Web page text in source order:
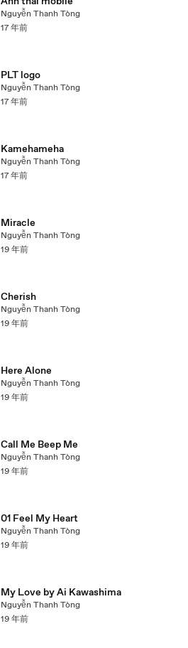
Nguyễn Thanh Tòng
17 年前
PLT logo
Nguyễn Thanh Tòng
17 年前
Kamehameha
Nguyễn Thanh Tòng
17 年前
Miracle
Nguyễn Thanh Tòng
19 年前
Cherish
Nguyễn Thanh Tòng
19 年前
Here Alone
Nguyễn Thanh Tòng
19 年前
Call Me Beep Me
Nguyễn Thanh Tòng
19 年前
01 Feel My Heart
Nguyễn Thanh Tòng
19 年前
My Love by Ai Kawashima
Nguyễn Thanh Tòng
19 年前